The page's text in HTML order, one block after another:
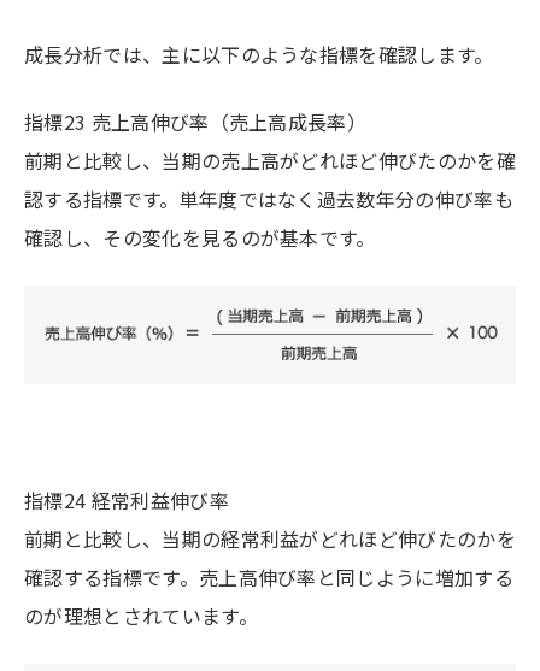
成長分析では、主に以下のような指標を確認します。
指標23 売上高伸び率（売上高成長率）
前期と比較し、当期の売上高がどれほど伸びたのかを確
認する指標です。単年度ではなく過去数年分の伸び率も
確認し、その変化を見るのが基本です。
指標24 経常利益伸び率
前期と比較し、当期の経常利益がどれほど伸びたのかを
確認する指標です。売上高伸び率と同じように増加する
のが理想とされています。